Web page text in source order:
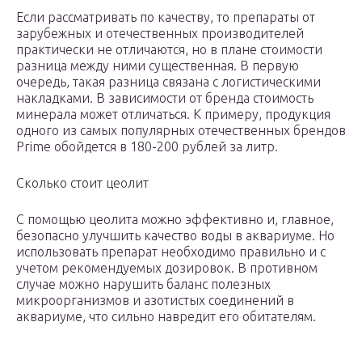
Если рассматривать по качеству, то препараты от
зарубежных и отечественных производителей
практически не отличаются, но в плане стоимости
разница между ними существенная. В первую
очередь, такая разница связана с логистическими
накладками. В зависимости от бренда стоимость
минерала может отличаться. К примеру, продукция
одного из самых популярных отечественных брендов
Prime обойдется в 180-200 рублей за литр.
Сколько стоит цеолит
С помощью цеолита можно эффективно и, главное,
безопасно улучшить качество воды в аквариуме. Но
использовать препарат необходимо правильно и с
учетом рекомендуемых дозировок. В противном
случае можно нарушить баланс полезных
микроорганизмов и азотистых соединений в
аквариуме, что сильно навредит его обитателям.